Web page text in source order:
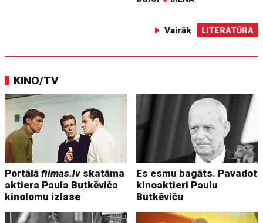
Vairāk LITERATŪRA
KINO/TV
Portālāfilmas.lv skatāma
aktiera Paula Butkēviča
kinolomu izlase
Es esmu bagāts. Pavadot
kinoaktieri Paulu
Butkēviču